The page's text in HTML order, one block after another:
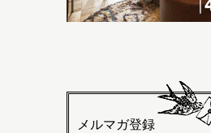
メルマガ登録